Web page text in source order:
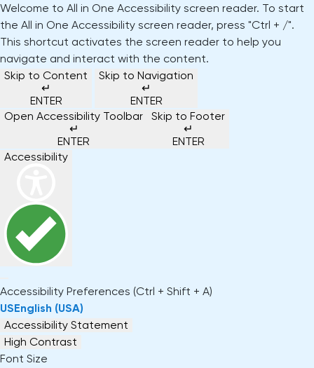
Welcome to All in One Accessibility screen reader. To start
the All in One Accessibility screen reader, press "Ctrl + /".
This shortcut activates the screen reader to help you
navigate and interact with the content.
Skip to Content
↵
ENTER
Skip to Navigation
↵
ENTER
Open Accessibility Toolbar
↵
ENTER
Skip to Footer
↵
ENTER
Accessibility
Accessibility Preferences (Ctrl + Shift + A)
USEnglish (USA)
Accessibility Statement
High Contrast
Font Size
Onze
oplossingen
Magister MX
Aanmelden
& verzuim
Magister Zorg
alle
Magister is
er voor
Docenten
Leerlingen
Ouders
Onze
services
Check-up
Quickscan
Applicatiebeheer
Academy
Trainingen
Over Magister
Actueel
Magister Journaal
Over ons
Gebruikerspanel
Media & Pers